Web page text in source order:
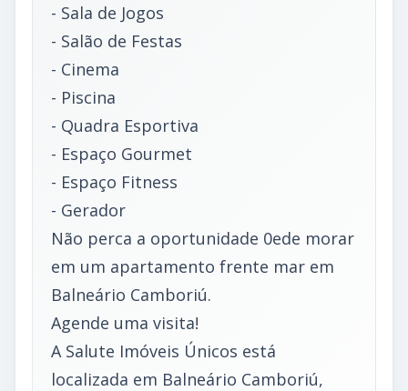
- Sala de Jogos
- Salão de Festas
- Cinema
- Piscina
- Quadra Esportiva
- Espaço Gourmet
- Espaço Fitness
- Gerador
Não perca a oportunidade 0ede morar
em um apartamento frente mar em
Balneário Camboriú.
Agende uma visita!
A Salute Imóveis Únicos está
localizada em Balneário Camboriú,